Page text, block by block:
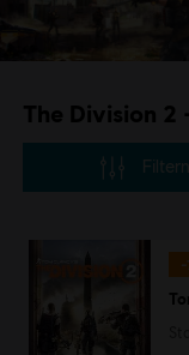
The Division 2
Filtern
-